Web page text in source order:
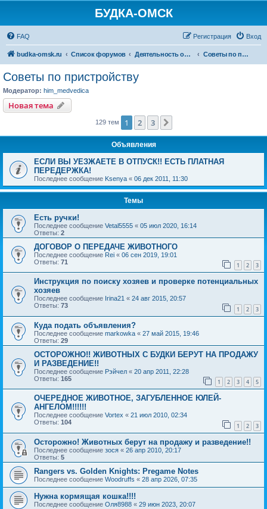
БУДКА-ОМСК
FAQ Вход
Регистрация
budka-omsk.ru Список форумов Деятельность организации Советы по пристройству
Советы по пристройству
Модератор: him_medvedica
Новая тема
129 тем 1 2 3
Объявления
ЕСЛИ ВЫ УЕЗЖАЕТЕ В ОТПУСК!! ЕСТЬ ПЛАТНАЯ
ПЕРЕДЕРЖКА!
Последнее сообщение Ksenya « 06 дек 2011, 11:30
Темы
Есть ручки!
Последнее сообщение Vetal5555 « 05 июл 2020, 16:14
Ответы: 2
ДОГОВОР О ПЕРЕДАЧЕ ЖИВОТНОГО
Последнее сообщение Rei « 06 сен 2019, 19:01
Ответы: 71 1 2 3
Инструкция по поиску хозяев и проверке потенциальных
хозяев
Последнее сообщение Irina21 « 24 авг 2015, 20:57
Ответы: 73 1 2 3
Куда подать объявления?
Последнее сообщение markowka « 27 май 2015, 19:46
Ответы: 29
ОСТОРОЖНО!! ЖИВОТНЫХ С БУДКИ БЕРУТ НА ПРОДАЖУ
И РАЗВЕДЕНИЕ!!
Последнее сообщение Рэйчел « 20 апр 2011, 22:28
Ответы: 165 1 2 3 4 5
ОЧЕРЕДНОЕ ЖИВОТНОЕ, ЗАГУБЛЕННОЕ ЮЛЕЙ-
АНГЕЛОМ!!!!!!
Последнее сообщение Vortex « 21 июл 2010, 02:34
Ответы: 104 1 2 3
Осторожно! Животных берут на продажу и разведение!!
Последнее сообщение зося « 26 апр 2010, 20:17
Ответы: 5
Rangers vs. Golden Knights: Pregame Notes
Последнее сообщение Woodruffs « 28 апр 2026, 07:35
Нужна кормящая кошка!!!!
Последнее сообщение Оля8988 « 29 июн 2023, 20:07